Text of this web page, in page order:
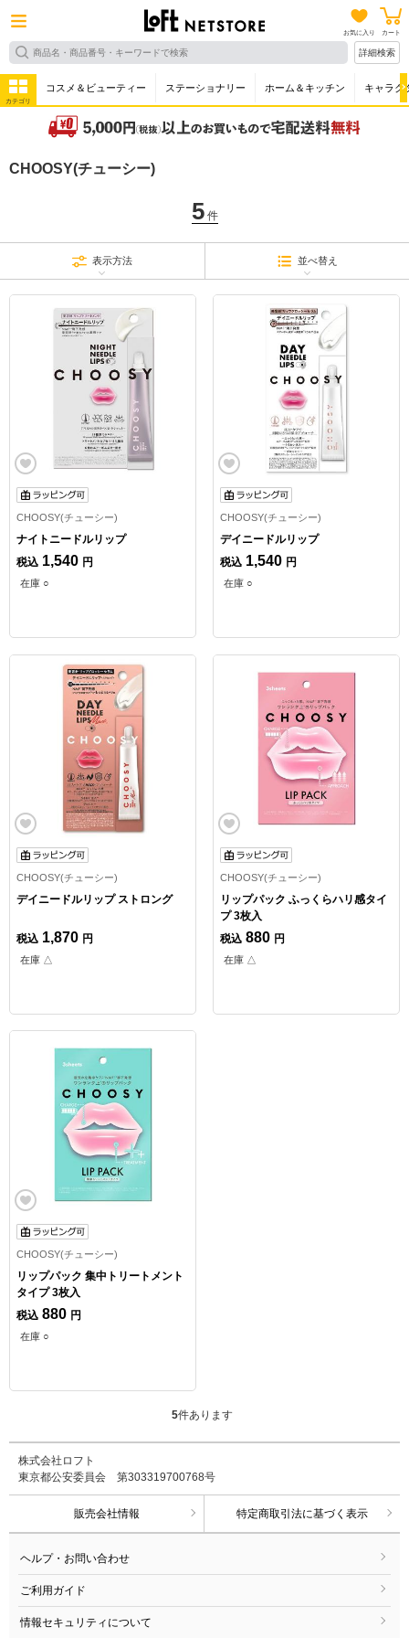
お気に入り カート
詳細検索
カテゴリ
コスメ＆ビューティー ステーショナリー ホーム＆キッチン キャラク
CHOOSY(チューシー)
5件
表示方法 並べ替え
CHOOSY(チューシー)
ナイトニードルリップ
税込 1,540 円
在庫 ○
CHOOSY(チューシー)
デイニードルリップ
税込 1,540 円
在庫 ○
CHOOSY(チューシー)
デイニードルリップ ストロング
税込 1,870 円
在庫 △
CHOOSY(チューシー)
リップパック ふっくらハリ感タイ
プ 3枚入
税込 880 円
在庫 △
CHOOSY(チューシー)
リップパック 集中トリートメント
タイプ 3枚入
税込 880 円
在庫 ○
5件あります
株式会社ロフト
東京都公安委員会 第303319700768号
販売会社情報 特定商取引法に基づく表示
ヘルプ・お問い合わせ
ご利用ガイド
情報セキュリティについて